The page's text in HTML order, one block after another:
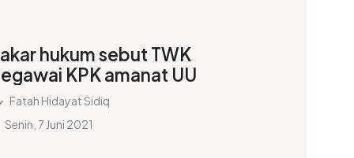
hukum sebut TWK
KPK amanat UU
Fatah Hidayat Sidiq
Senin, 7 Juni 2021